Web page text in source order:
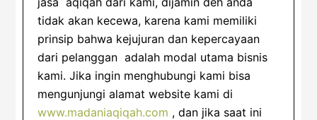
tidak akan kecewa, karena kami memiliki
prinsip bahwa kejujuran dan kepercayaan
dari pelanggan adalah modal utama bisnis
kami. Jika ingin menghubungi kami bisa
mengunjungi alamat website kami di
www.madaniaqiqah.com , dan jika saat ini